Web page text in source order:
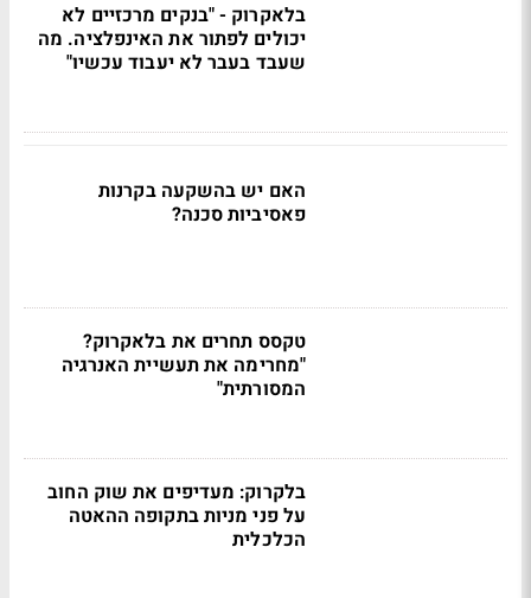
בלאקרוק - "בנקים מרכזיים לא
יכולים לפתור את האינפלציה. מה
שעבד בעבר לא יעבוד עכשיו"
האם יש בהשקעה בקרנות
פאסיביות סכנה?
טקסס תחרים את בלאקרוק?
"מחרימה את תעשיית האנרגיה
המסורתית"
בלקרוק: מעדיפים את שוק החוב
על פני מניות בתקופה ההאטה
הכלכלית